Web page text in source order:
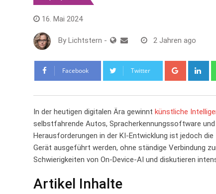
16. Mai 2024
By Lichtstern - 2 Jahren ago
Facebook Twitter Google+
In der​ heutigen digitalen Ära gewinnt künstliche
selbstfahrende⁤ Autos, Spracherkennungssoftware
⁤Herausforderungen⁢ in der KI-Entwicklung ist jedoch
⁢Gerät ausgeführt werden, ohne ständige Verbindung
⁤Schwierigkeiten von On-Device-AI und diskutieren
Artikel⁣ Inhalte